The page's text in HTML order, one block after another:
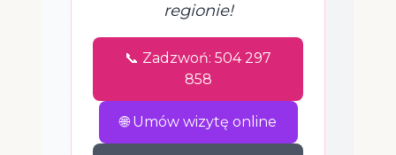
regionie!
📞 Zadzwoń: 504 297
858
🌐 Umów wizytę online